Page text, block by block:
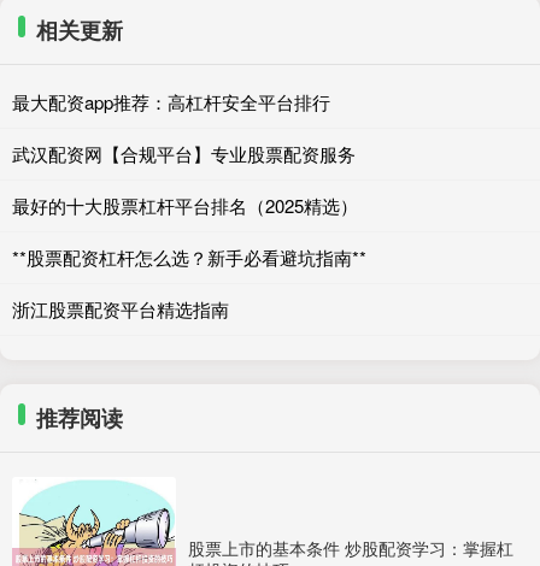
相关更新
最大配资app推荐：高杠杆安全平台排行
武汉配资网【合规平台】专业股票配资服务
最好的十大股票杠杆平台排名（2025精选）
**股票配资杠杆怎么选？新手必看避坑指南**
浙江股票配资平台精选指南
推荐阅读
股票上市的基本条件 炒股配资学习：掌握杠